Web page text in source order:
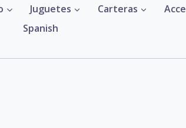
Juguetes Carteras
Spanish